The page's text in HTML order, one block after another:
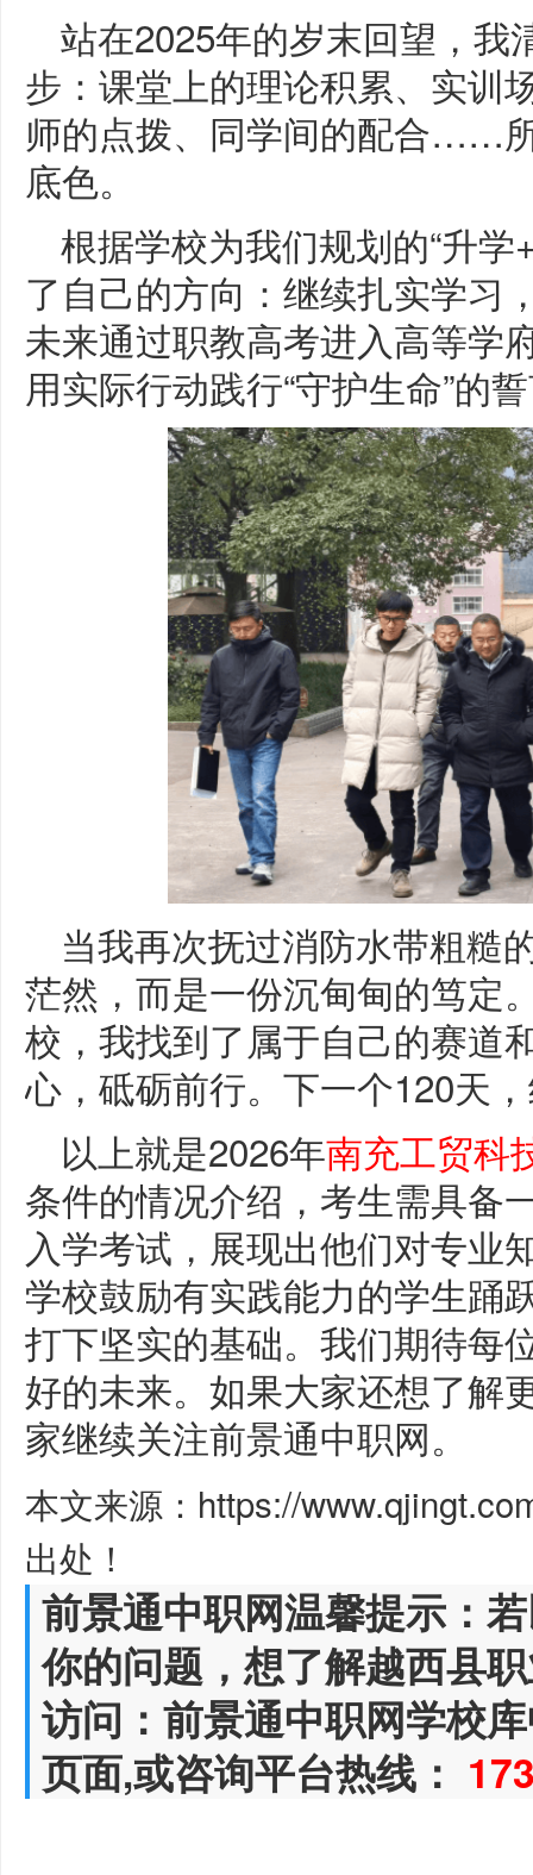
站在2025年的岁末回望，我
步：课堂上的理论积累、实训
师的点拨、同学间的配合……
底色。
根据学校为我们规划的“升
了自己的方向：继续扎实学习
未来通过职教高考进入高等学
用实际行动践行“守护生命”的
当我再次抚过消防水带粗糙
茫然，而是一份沉甸甸的笃定
校，我找到了属于自己的赛道
心，砥砺前行。下一个120天
以上就是2026年南充工贸科
条件的情况介绍，考生需具备
入学考试，展现出他们对专业
学校鼓励有实践能力的学生踊
打下坚实的基础。我们期待每
好的未来。如果大家还想了解
家继续关注前景通中职网。
本文来源：https://
出处！
前景通中职网温馨提示：
你的问题，想了解越西县
访问：前景通中职网学校
页面,或咨询平台热线：